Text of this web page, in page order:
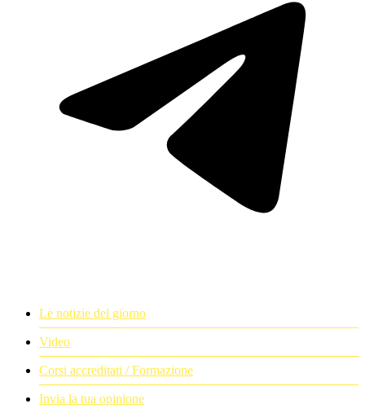
Le notizie del giorno
Video
Corsi accreditati / Formazione
Invia la tua opinione